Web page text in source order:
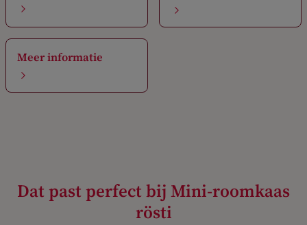
Meer informatie
Dat past perfect bij Mini-roomkaas
rösti